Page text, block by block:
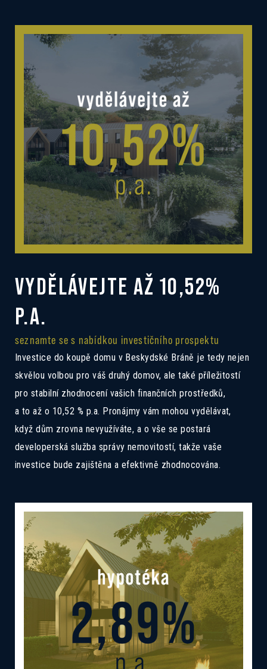
VYDĚLÁVEJTE AŽ 10,52%
P.A.
seznamte se s nabídkou investičního prospektu
Investice do koupě domu v Beskydské Bráně je tedy nejen
skvělou volbou pro váš druhý domov, ale také příležitostí
pro stabilní zhodnocení vašich finančních prostředků,
a to až o 10,52 % p.a. Pronájmy vám mohou vydělávat,
když dům zrovna nevyužíváte, a o vše se postará
developerská služba správy nemovitostí, takže vaše
investice bude zajištěna a efektivně zhodnocována.
Souhlas se zpracováním osobních
Souhlasím se zasíláním informací
osobních údajů